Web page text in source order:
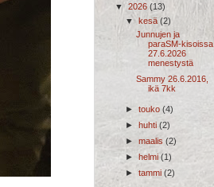
▼ 2026 (13)
▼ kesä(2)
Junnujen ja
paraSM-kisoissa
27.6.2026
menestystä
Sammy 26.6.2016,
ikä 7kk
► touko (4)
► huhti (2)
► maalis (2)
► helmi (1)
► tammi (2)